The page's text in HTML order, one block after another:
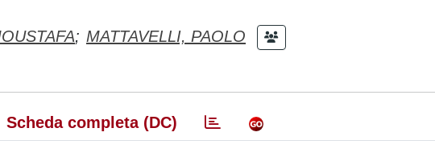
; MATTAVELLI, PAOLO
Scheda completa (DC)